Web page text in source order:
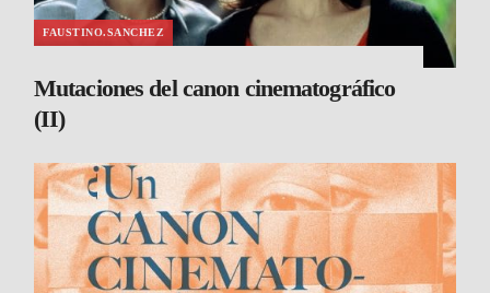
FAUSTINO.SANCHEZ
Mutaciones del canon cinematográfico
(II)